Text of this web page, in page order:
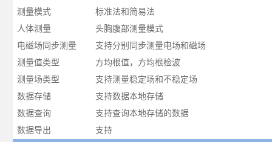
测量模式
标准法和简易法
人体测量
头胸腹部测量模式
电磁场同步测量
支持分别同步测量电场和磁场
测量值类型
方均根值，方均根检波
测量场类型
支持测量稳定场和不稳定场
数据存储
支持数据本地存储
数据查询
支持查询本地存储的数据
数据导出
支持